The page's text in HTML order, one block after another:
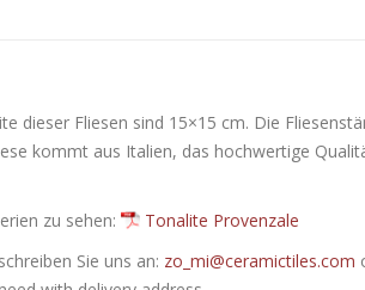
dieser Fliesen sind 15×15 cm. Die
kommt aus Italien, das hochwertige
zu sehen:
Tonalite Provenzale
Sie uns an: zo_mi@ceramictiles.com